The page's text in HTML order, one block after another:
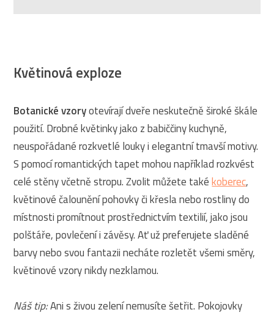
Květinová exploze
Botanické vzoryotevírají dveře neskutečně široké škále
použití. Drobné květinky jako z babiččiny kuchyně,
neuspořádané rozkvetlé louky i elegantní tmavší motivy.
S pomocí romantických tapet mohou například rozkvést
celé stěny včetně stropu. Zvolit můžete takékoberec,
květinové čalounění pohovky či křesla nebo rostliny do
místnosti promítnout prostřednictvím textilií, jako jsou
polštáře, povlečení i závěsy. Ať už preferujete sladěné
barvy nebo svou fantazii necháte rozletět všemi směry,
květinové vzory nikdy nezklamou.
Náš tip:Ani s živou zelení nemusíte šetřit. Pokojovky